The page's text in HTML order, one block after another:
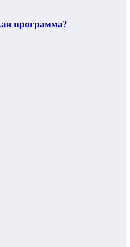
программа?